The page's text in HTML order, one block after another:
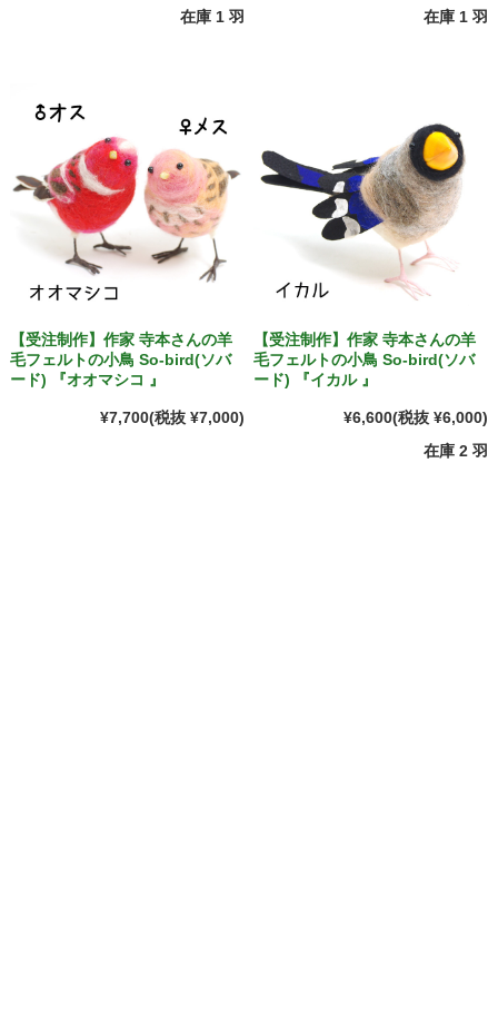
在庫 1 羽
在庫 1 羽
【受注制作】作家 寺本さんの羊
毛フェルトの小鳥 So-bird(ソバ
ード) 『オオマシコ 』
¥7,700(税抜 ¥7,000)
【受注制作】作家 寺本さんの羊
毛フェルトの小鳥 So-bird(ソバ
ード) 『イカル 』
¥6,600(税抜 ¥6,000)
在庫 2 羽